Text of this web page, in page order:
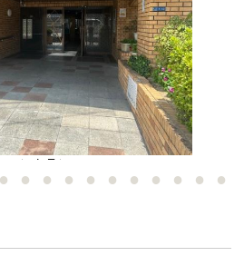
- エントランス